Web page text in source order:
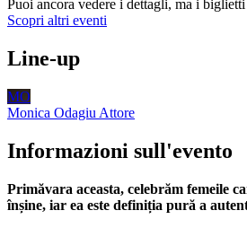
Puoi ancora vedere i dettagli, ma i
Scopri altri eventi
Line-up
MO
Monica Odagiu Attore
Informazioni sull'evento
Primăvara aceasta, celebrăm femeile
înșine, iar ea este definiția pură a